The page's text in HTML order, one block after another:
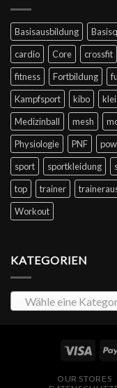
Basisausbildung
cardio
Core crossfit
fitness
Fortbildung
Kampfsport
kibo
Medizinball
mesh
Physiologie
PNF
sport
sportkleidung
top
trainer
Workout
KATEGORIEN
Wähle eine
OUR STORES